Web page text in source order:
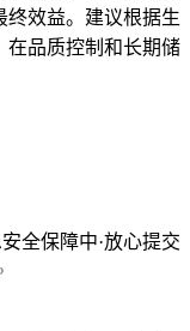
终效益。建议根据生
在品质控制和长期储
全保障中·放心提交